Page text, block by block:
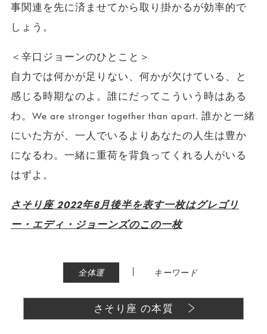
事関連を先に済ませてから取り掛かるが効率的で
しょう。
＜辛口ジョーンのひとこと＞
自力では何かが足りない、何かが欠けている、と
感じる時期なのよ。誰にだってこういう時はある
わ。We are stronger together than apart. 誰かと一緒
にいた方が、一人でいるよりあなたの人生は豊か
になるわ。一緒に重荷を背負ってくれる人がいる
はずよ。
さそり座 2022年8月後半を表す一枚はグレゴリ
ー・エディ・ジョーンズのこの一枚
全体運 | キーワード
さそり座 の本質